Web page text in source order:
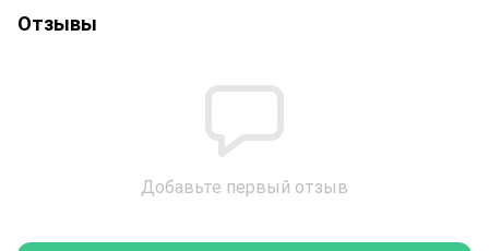
Отзывы
Добавьте первый отзыв